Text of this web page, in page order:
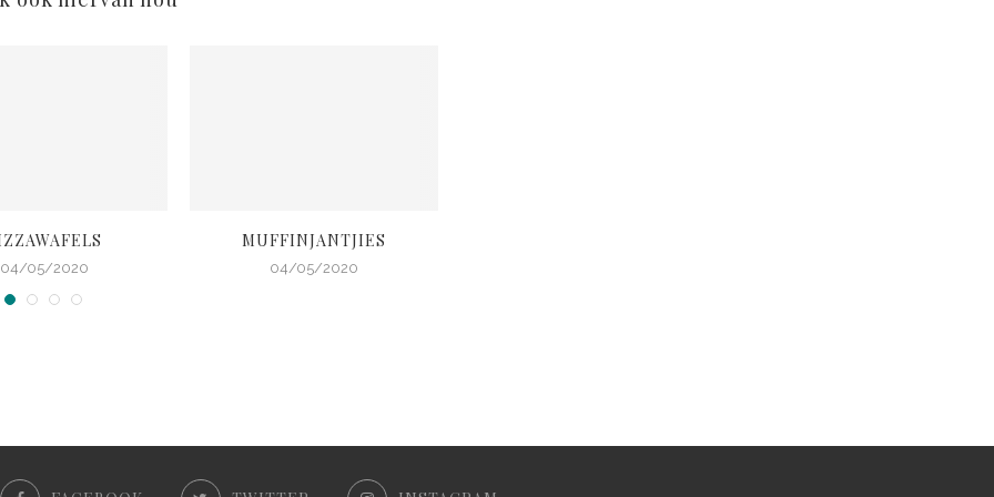
04/05/2020
MUFFINJANTJIES
04/05/2020